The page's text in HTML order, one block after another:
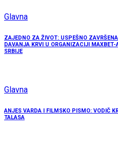
Glavna
ZAJEDNO ZA ŽIVOT: USPEŠNO
DAVANJA KRVI U ORGANIZACIJI
SRBIJE
Glavna
ANJES VARDA I FILMSKO PISMO: VODIČ
TALASA